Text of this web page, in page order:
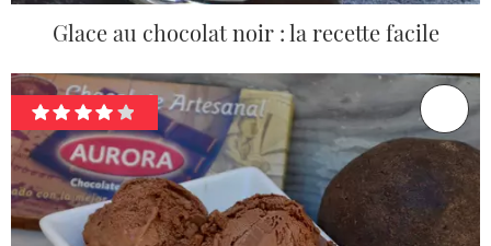
Glace au chocolat noir : la recette facile